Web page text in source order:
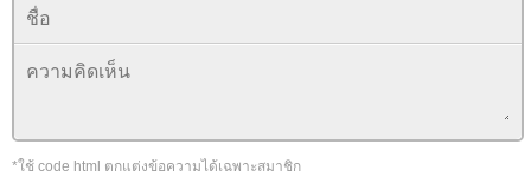
*ใช้ code html ตกแต่งข้อความได้เฉพาะสมาชิก